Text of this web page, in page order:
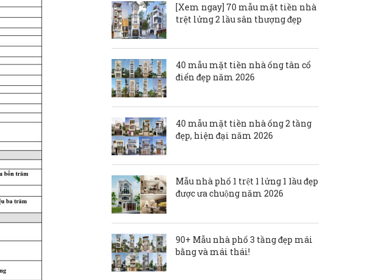
[Xem ngay] 70 mẫu mặt tiền nhà
trệt lửng 2 lầu sân thượng đẹp
40 mẫu mặt tiền nhà ống tân cổ
điển đẹp năm 2026
40 mẫu mặt tiền nhà ống 2 tầng
đẹp, hiện đại năm 2026
Mẫu nhà phố 1 trệt 1 lửng 1 1ầu đẹp
được ưa chuộng năm 2026
90+ Mẫu nhà phố 3 tầng đẹp mái
bằng và mái thái!